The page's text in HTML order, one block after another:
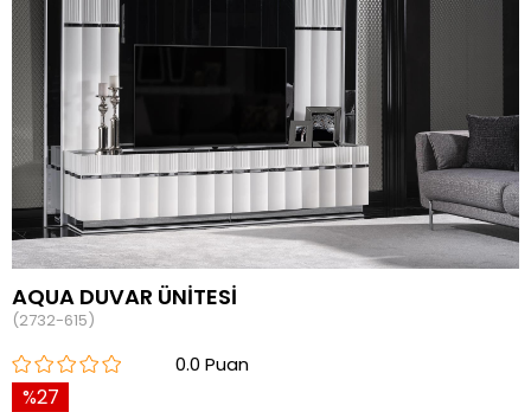
AQUA DUVAR ÜNİTESİ
(2732-615)
0.0
27